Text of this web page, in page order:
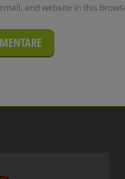
and website in this